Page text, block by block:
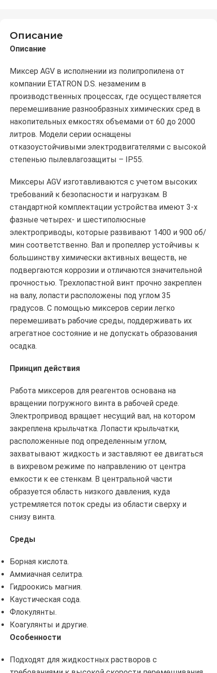
Описание
Описание
Миксер AGV в исполнении из полипропилена от
компании ETATRON D.S. незаменим в
производственных процессах, где осуществляется
перемешивание разнообразных химических сред в
накопительных емкостях объемами от 60 до 2000
литров. Модели серии оснащены
отказоустойчивыми электродвигателями с высокой
степенью пылевлагозащиты – IP55.
Миксеры AGV изготавливаются с учетом высоких
требований к безопасности и нагрузкам. В
стандартной комплектации устройства имеют 3-х
фазные четырех- и шестиполюсные
электроприводы, которые развивают 1400 и 900 об/
мин соответственно. Вал и пропеллер устойчивы к
большинству химически активных веществ, не
подвергаются коррозии и отличаются значительной
прочностью. Трехлопастной винт прочно закреплен
на валу, лопасти расположены под углом 35
градусов. С помощью миксеров серии легко
перемешивать рабочие среды, поддерживать их
агрегатное состояние и не допускать образования
осадка.
Принцип действия
Работа миксеров для реагентов основана на
вращении погружного винта в рабочей среде.
Электропривод вращает несущий вал, на котором
закреплена крыльчатка. Лопасти крыльчатки,
расположенные под определенным углом,
захватывают жидкость и заставляют ее двигаться
в вихревом режиме по направлению от центра
емкости к ее стенкам. В центральной части
образуется область низкого давления, куда
устремляется поток среды из области сверху и
снизу винта.
Среды
Борная кислота.
Аммиачная селитра.
Гидроокись магния.
Каустическая сода.
Флокулянты.
Коагулянты и другие.
Особенности
Подходят для жидкостных растворов с